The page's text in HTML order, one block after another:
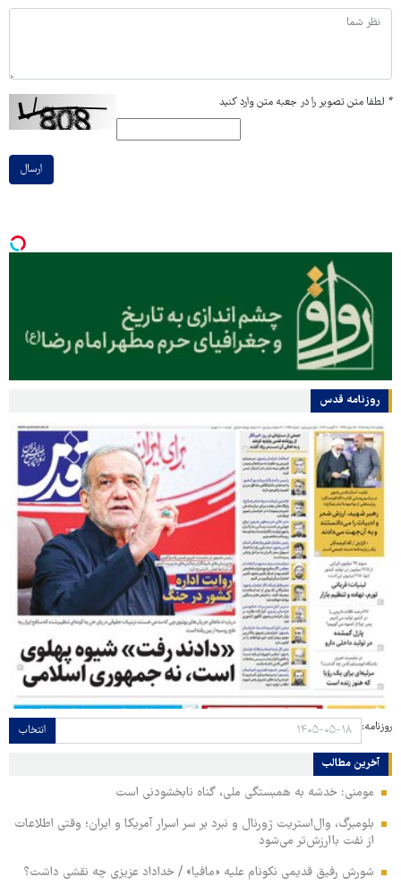
* لطفا متن تصویر را در جعبه متن وارد کنید
ارسال
روزنامه قدس
روزنامه: انتخاب
آخرین مطالب
مومنی: خدشه به همبستگی ملی، گناه نابخشودنی است
بلومبرگ، وال‌استریت ژورنال و نبرد بر سر اسرار آمریکا و ایران؛ وقتی اطلاعات
از نفت باارزش‌تر می‌شود
شورش رفیق قدیمی نکونام علیه «مافیا» / خداداد عزیزی چه نقشی داشت؟